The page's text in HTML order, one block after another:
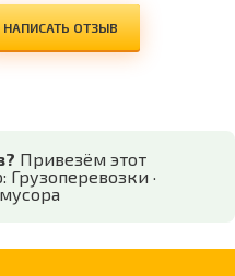
НАПИСАТЬ ОТЗЫВ
Привезём этот
Грузоперевозки ·